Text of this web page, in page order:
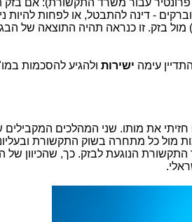
עבור משרד התקשורת): אם בזק
- דינה להתבטל, או לפחות להיות
בזק. זו כנראה תהיה התוצאה של
עימה ישירות ולהגיע להסכמות
חזיתי את מותו. שני המהלכים המקבילים
מול כל מתחרה בשוק התקשורת
הנוגעת לבזק. כך, שהכיוון של